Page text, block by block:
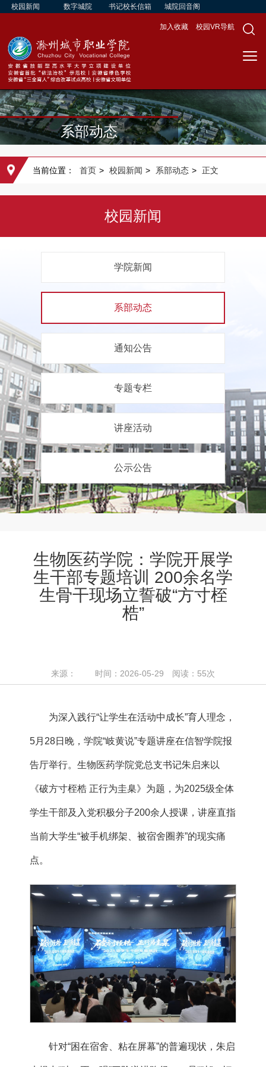
校园新闻 数字城院 书记校长信箱 城院回音阁
加入收藏 校园VR导航
系部动态
当前位置： 首页 > 校园新闻 > 系部动态 > 正文
校园新闻
学院新闻
系部动态
通知公告
专题专栏
讲座活动
公示公告
生物医药学院：学院开展学
生干部专题培训 200余名学
生骨干现场立誓破“方寸桎
梏”
来源： 时间：2026-05-29 阅读： 55次
为深入践行“让学生在活动中成长”育人理念，
5月28日晚，学院“岐黄说”专题讲座在信智学院报
告厅举行。生物医药学院党总支书记朱启来以
《破方寸桎梏 正行为圭臬》为题，为2025级全体
学生干部及入党积极分子200余人授课，讲座直指
当前大学生“被手机绑架、被宿舍圈养”的现实痛
点。
针对“困在宿舍、粘在屏幕”的普遍现状，朱启